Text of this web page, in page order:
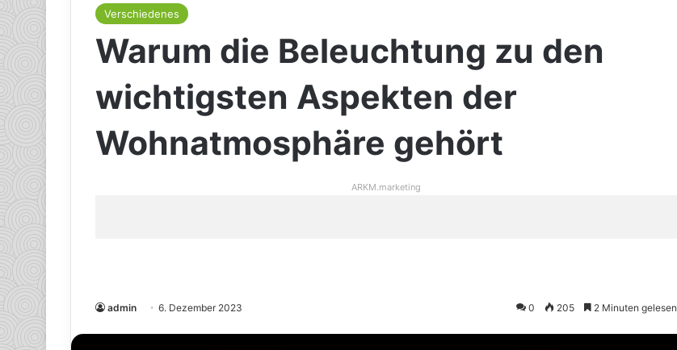
Verschiedenes
Warum die Beleuchtung zu den
wichtigsten Aspekten der
Wohnatmosphäre gehört
ARKM.marketing
admin 6. Dezember 2023 0 205 2 Minuten gelesen